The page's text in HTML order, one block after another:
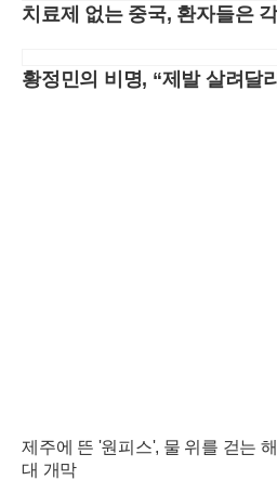
치료제 없는 중국, 환자들은
황정민의 비명, “제발 살려달
제주에 뜬 '원피스', 물 위를 걷는 해
대 개막